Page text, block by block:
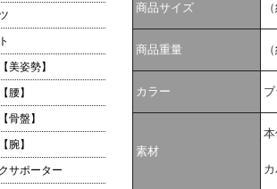
商品サイズ
商品重量
カラー
素材
本
美姿勢】
腰】
骨盤】
腕】
サポーター